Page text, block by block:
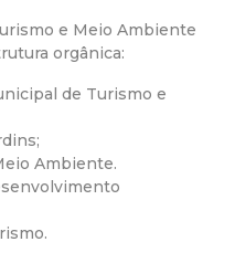
e Meio Ambiente
orgânica:
de Turismo e
Ambiente.